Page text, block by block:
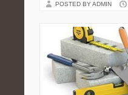
POSTED BY ADMIN